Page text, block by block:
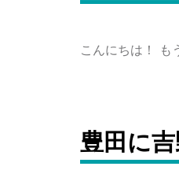
こんにちは！ も
豊田に吉